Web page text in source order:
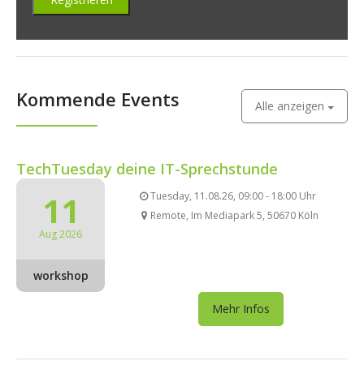
Kommende Events Alle anzeigen
TechTuesday deine IT-Sprechstunde
11
Aug 2026
workshop
Tuesday, 11.08.26, 09:00 - 18:00 Uhr
Remote, Im Mediapark 5, 50670 Köln
Mehr Infos